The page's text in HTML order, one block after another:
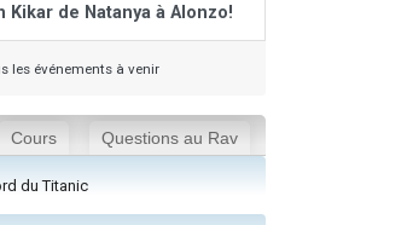
Kikar de Natanya à Alonzo!
les événements à venir
Cours Questions au Rav
du Titanic